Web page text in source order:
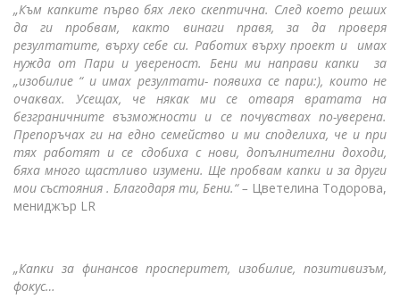
„Към капките първо бях леко скептична. След което реших
да ги пробвам, както винаги правя, за да проверя
резултатите, върху себе си. Работих върху проект и имах
нужда от Пари и увереност. Бени ми направи капки за
„изобилие “ и имах резултати- появиха се пари:), които не
очаквах. Усещах, че някак ми се отваря вратата на
безграничните възможности и се почувствах по-уверена.
Препоръчах ги на едно семейство и ми споделиха, че и при
тях работят и се сдобиха с нови, допълнителни доходи,
бяха много щастливо изумени. Ще пробвам капки и за други
мои състояния . Благодаря ти, Бени.“ – Цветелина Тодорова,
мениджър LR
„Капки за финансов просперитет, изобилие, позитивизъм,
фокус…